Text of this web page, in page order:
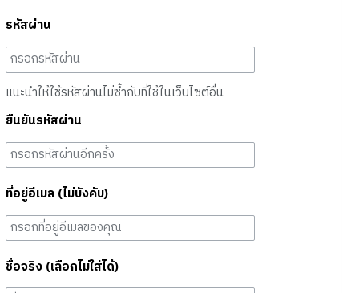
รหัสผ่าน
แนะนำให้ใช้รหัสผ่านไม่ซ้ำกับที่ใช้ในเว็บไซต์อื่น
ยืนยันรหัสผ่าน
ที่อยู่อีเมล (ไม่บังคับ)
ชื่อจริง (เลือกไม่ใส่ได้)